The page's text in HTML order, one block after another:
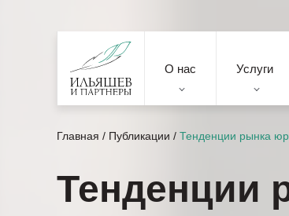
О нас Услуги
Главная / Публикации / Тенденции рынка
Тенденции